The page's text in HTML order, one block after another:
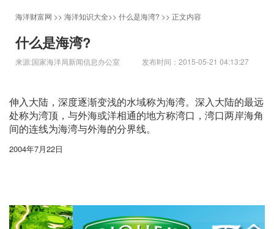
海洋财富网 >> 海洋知识大全>> 什么是海湾? >> 正文内容
什么是海湾?
来源:国家海洋局新闻信息办公室 发布时间：2015-05-21 04:13:27
伸入大陆，深度逐渐变浅的水域称为海湾。深入大陆的最远
处称为湾顶，与外海或洋相通的地方称湾口，湾口两岸海角
间的连线为海湾与外海的分界线。
2004年7月22日